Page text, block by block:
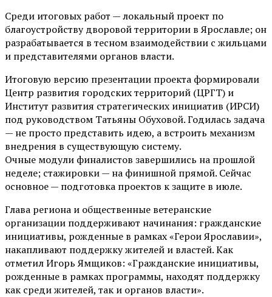
Среди итоговых работ — локальный проект по
благоустройству дворовой территории в Ярославле; он
разрабатывается в тесном взаимодействии с жильцами
и представителями органов власти.
Итоговую версию презентации проекта формировали
Центр развития городских территорий (ЦРГТ) и
Институт развития стратегических инициатив (ИРСИ)
под руководством Татьяны Обуховой. Годилась задача
— не просто представить идею, а встроить механизм
внедрения в существующую систему.
Очные модули финалистов завершились на прошлой
неделе; стажировки — на финишной прямой. Сейчас
основное — подготовка проектов к защите в июле.
Глава региона и общественные ветеранские
организации поддерживают начинания: гражданские
инициативы, рожденные в рамках «Герои Ярославии»,
накапливают поддержку жителей и властей. Как
отметил Игорь Ямщиков: «Гражданские инициативы,
рожденные в рамках программы, находят поддержку
как среди жителей, так и органов власти».